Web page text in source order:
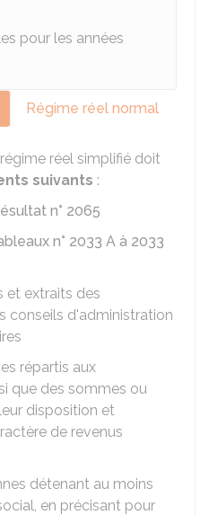
pour les années
Régime réel normal
réel simplifié doit
suivants :
n° 2065
n° 2033 A à 2033
et extraits des
conseils d'administration
répartis aux
que des sommes ou
disposition et
de revenus
détenant au moins
en précisant pour